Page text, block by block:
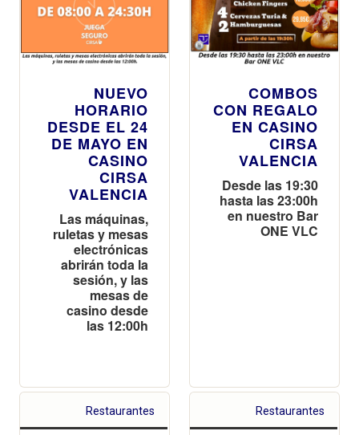
NUEVO
HORARIO
DESDE EL 24
DE MAYO EN
CASINO
CIRSA
VALENCIA
Las máquinas,
ruletas y mesas
electrónicas
abrirán toda la
sesión, y las
mesas de
casino desde
las 12:00h
COMBOS
CON REGALO
EN CASINO
CIRSA
VALENCIA
Desde las 19:30
hasta las 23:00h
en nuestro Bar
ONE VLC
Restaurantes Restaurantes